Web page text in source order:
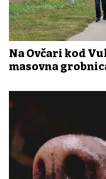
Na Ovčari kod
masovna